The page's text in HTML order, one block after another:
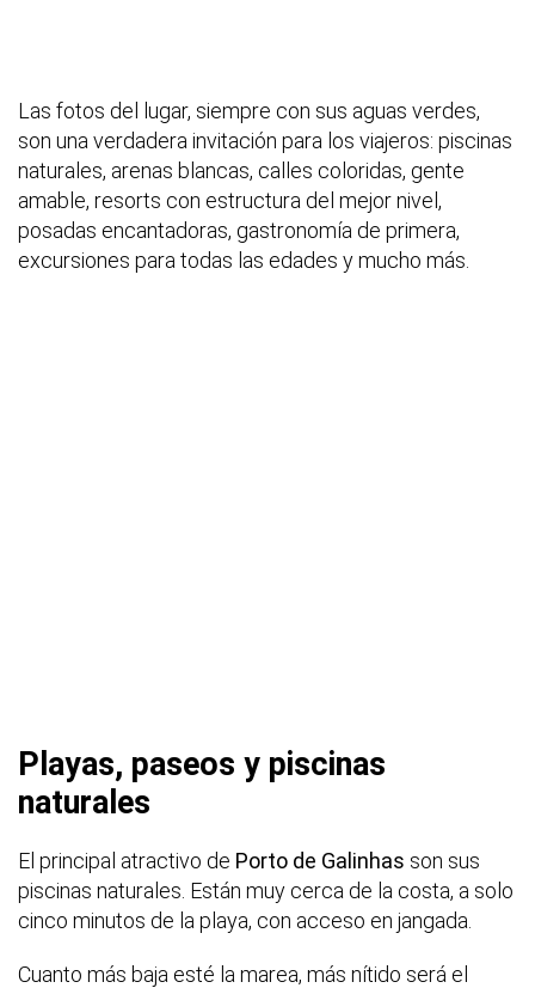
Las fotos del lugar, siempre con sus aguas verdes,
son una verdadera invitación para los viajeros: piscinas
naturales, arenas blancas, calles coloridas, gente
amable, resorts con estructura del mejor nivel,
posadas encantadoras, gastronomía de primera,
excursiones para todas las edades y mucho más.
Playas, paseos y piscinas
naturales
El principal atractivo de Porto de Galinhas son sus
piscinas naturales. Están muy cerca de la costa, a solo
cinco minutos de la playa, con acceso en jangada.
Cuanto más baja esté la marea, más nítido será el